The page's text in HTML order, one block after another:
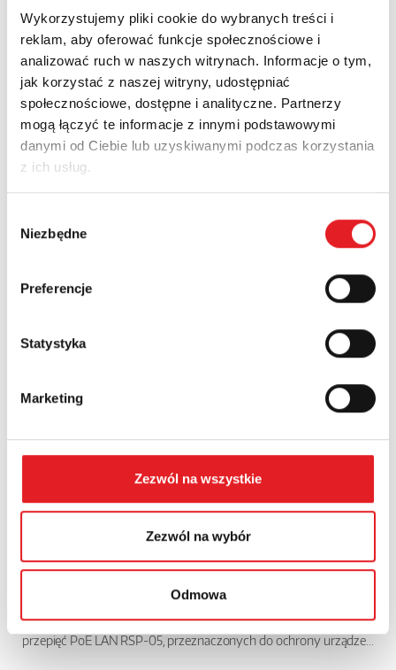
Wykorzystujemy pliki cookie do wybranych treści i
reklam, aby oferować funkcje społecznościowe i
analizować ruch w naszych witrynach. Informacje o tym,
jak korzystać z naszej witryny, udostępniać
społecznościowe, dostępne i analityczne. Partnerzy
mogą łączyć te informacje z innymi podstawowymi
danymi od Ciebie lub uzyskiwanymi podczas korzystania
z ich usług.
zgody
Niezbędne
Preferencje
Statystyka
Marketing
Zezwól na wszystkie
Zezwól na wybór
Odmowa
Nowości Aktualności
Relpol wprowadza do oferty nowoczesny przekaźnik
rozwiązanie prz...
Nowe ograniczniki przepięć PoE LAN – ochrona
Relpol rozszerza ofertę zabezpieczeń o serię ograniczników
przepięć PoE LAN RSP-05, przeznaczonych do ochrony urządze...